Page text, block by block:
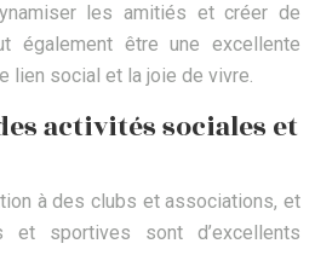
les amitiés et créer de
également être une excellente
lien social et la joie de vivre.
activités sociales et
à des clubs et associations, et
et sportives sont d’excellents